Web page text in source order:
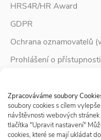
Zpracováváme soubory
soubory cookies s cílem
návštěvnosti webových
tlačítka "Upravit nastavení"
cookies, které se mají ukládat
HRS4R/HR Award
GDPR
Ochrana oznamovatelů
Prohlášení o přístupnosti
Zpravodaj Rodina
Sledujte nás